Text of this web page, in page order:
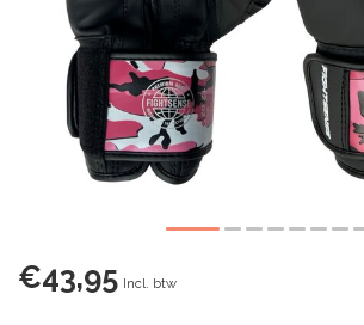
€43,95 Incl. btw